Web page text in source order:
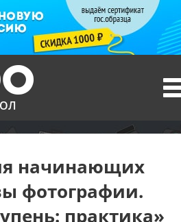
начинающих
фотографии.
практика»